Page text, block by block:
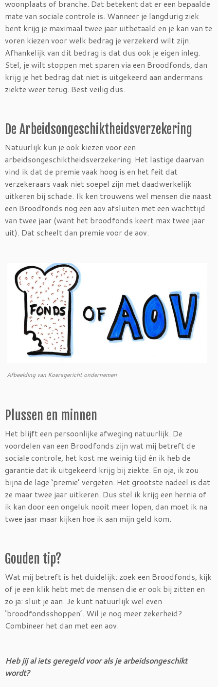
woonplaats of branche. Dat betekent dat er een bepaalde
mate van sociale controle is. Wanneer je langdurig ziek
bent krijg je maximaal twee jaar uitbetaald en je kan van te
voren kiezen voor welk bedrag je verzekerd wilt zijn.
Afhankelijk van dit bedrag is dat dus ook je eigen inleg.
Stel, je wilt stoppen met sparen via een Broodfonds, dan
krijg je het bedrag dat niet is uitgekeerd aan andermans
ziekte weer terug. Best veilig dus.
De Arbeidsongeschiktheidsverzekering
Natuurlijk kun je ook kiezen voor een
arbeidsongeschiktheidsverzekering. Het lastige daarvan
vind ik dat de premie vaak hoog is en het feit dat
verzekeraars vaak niet soepel zijn met daadwerkelijk
uitkeren bij schade. Ik ken trouwens wel mensen die naast
een Broodfonds nog een aov afsluiten met een wachttijd
van twee jaar (want het broodfonds keert max twee jaar
uit). Dat scheelt dan premie voor de aov.
Afbeelding van Koersgericht ondernemen
Plussen en minnen
Het blijft een persoonlijke afweging natuurlijk. De
voordelen van een Broodfonds zijn wat mij betreft de
sociale controle, het kost me weinig tijd én ik heb de
garantie dat ik uitgekeerd krijg bij ziekte. En oja, ik zou
bijna de lage ‘premie’ vergeten. Het grootste nadeel is dat
ze maar twee jaar uitkeren. Dus stel ik krijg een hernia of
ik kan door een ongeluk nooit meer lopen, dan moet ik na
twee jaar maar kijken hoe ik aan mijn geld kom.
Gouden tip?
Wat mij betreft is het duidelijk: zoek een Broodfonds, kijk
of je een klik hebt met de mensen die er ook bij zitten en
zo ja: sluit je aan. Je kunt natuurlijk wel even
‘broodfondsshoppen’. Wil je nog meer zekerheid?
Combineer het dan met een aov.
Heb jij al iets geregeld voor als je arbeidsongeschikt
wordt?